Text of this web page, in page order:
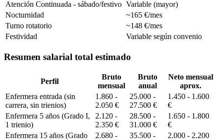
Atención Continuada - sábado/festivo Variable (mayor)
Nocturnidad
~165 €/mes
Turno rotatorio
~148 €/mes
Festividad
Variable según convenio
Resumen salarial total estimado
Perfil
Bruto
mensual
Bruto
anual
Neto mensual
aprox.
Enfermera entrada (sin
carrera, sin trienios)
1.860 -
2.050 €
25.000 -
27.500 €
1.450 - 1.600
€
Enfermera 5 años (Grado I,
1 trienio)
2.120 -
2.350 €
28.500 -
31.000 €
1.650 - 1.800
€
Enfermera 15 años (Grado
2.680 -
35.500 -
2.000 - 2.200